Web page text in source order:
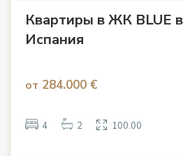
Квартиры в ЖК BLUE
Испания
от 284.000 €
4 2 100.00